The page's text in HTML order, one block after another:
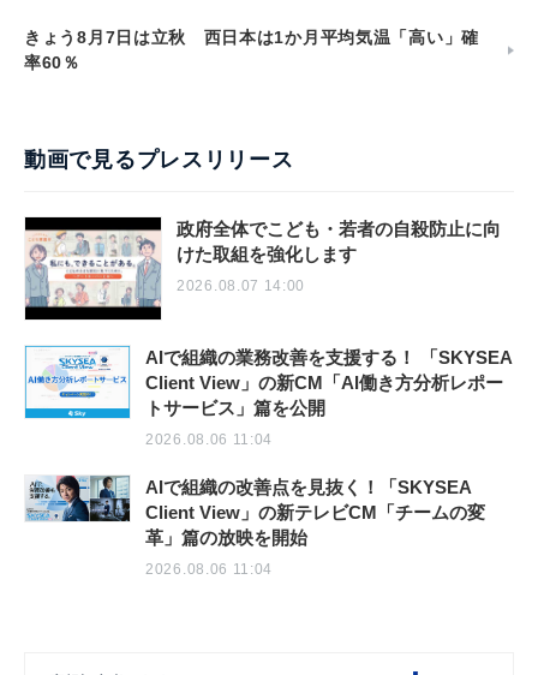
きょう8月7日は立秋 西日本は1か月平均気温「高い」確
率60％
動画で見るプレスリリース
政府全体でこども・若者の自殺防止に向
けた取組を強化します
2026.08.07 14:00
AIで組織の業務改善を支援する！ 「SKYSEA
Client View」の新CM「AI働き方分析レポー
トサービス」篇を公開
2026.08.06 11:04
AIで組織の改善点を見抜く！「SKYSEA
Client View」の新テレビCM「チームの変
革」篇の放映を開始
2026.08.06 11:04